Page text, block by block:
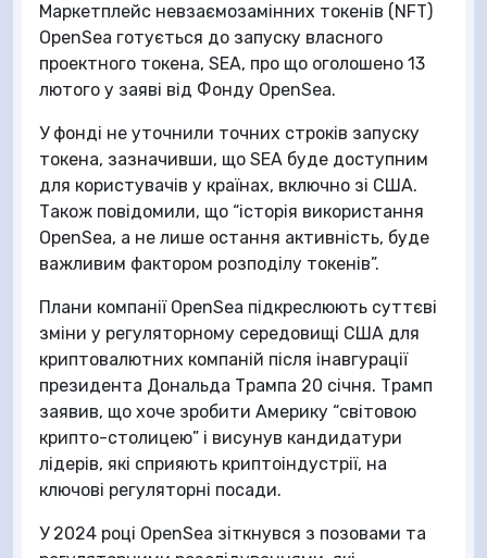
Маркетплейс невзаємозамінних токенів (NFT)
OpenSea готується до запуску власного
проектного токена, SEA, про що оголошено 13
лютого у заяві від Фонду OpenSea.
У фонді не уточнили точних строків запуску
токена, зазначивши, що SEA буде доступним
для користувачів у країнах, включно зі США.
Також повідомили, що “історія використання
OpenSea, а не лише остання активність, буде
важливим фактором розподілу токенів”.
Плани компанії OpenSea підкреслюють суттєві
зміни у регуляторному середовищі США для
криптовалютних компаній після інавгурації
президента Дональда Трампа 20 січня. Трамп
заявив, що хоче зробити Америку “світовою
крипто-столицею” і висунув кандидатури
лідерів, які сприяють криптоіндустрії, на
ключові регуляторні посади.
У 2024 році OpenSea зіткнувся з позовами та